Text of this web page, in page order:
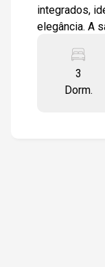
integrados,
elegância. A
acolhedor. A
gourmet,
e um
3
Dorm.